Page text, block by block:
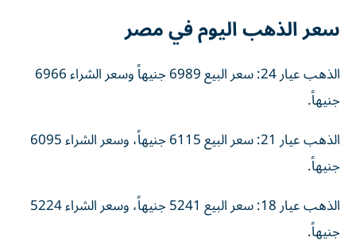
سعر الذهب اليوم في مصر
الذهب عيار 24: سعر البيع 6989 جنيهاً وسعر الشراء 6966
جنيهاً.
الذهب عيار 21: سعر البيع 6115 جنيهاً، وسعر الشراء 6095
جنيهاً.
الذهب عيار 18: سعر البيع 5241 جنيهاً، وسعر الشراء 5224
جنيهاً.